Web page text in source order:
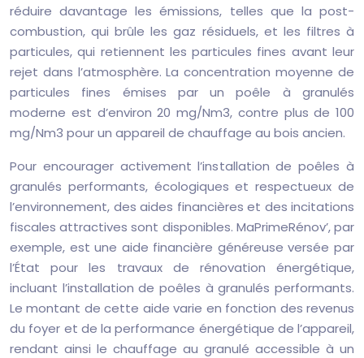
réduire davantage les émissions, telles que la post-
combustion, qui brûle les gaz résiduels, et les filtres à
particules, qui retiennent les particules fines avant leur
rejet dans l’atmosphère. La concentration moyenne de
particules fines émises par un poêle à granulés
moderne est d’environ 20 mg/Nm3, contre plus de 100
mg/Nm3 pour un appareil de chauffage au bois ancien.
Pour encourager activement l’installation de poêles à
granulés performants, écologiques et respectueux de
l’environnement, des aides financières et des incitations
fiscales attractives sont disponibles. MaPrimeRénov’, par
exemple, est une aide financière généreuse versée par
l’État pour les travaux de rénovation énergétique,
incluant l’installation de poêles à granulés performants.
Le montant de cette aide varie en fonction des revenus
du foyer et de la performance énergétique de l’appareil,
rendant ainsi le chauffage au granulé accessible à un